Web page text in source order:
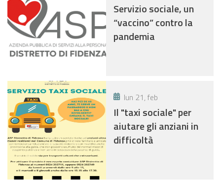
Servizio sociale, un
“vaccino” contro la
pandemia
lun 21, feb
Il "taxi sociale" per
aiutare gli anziani in
difficoltà